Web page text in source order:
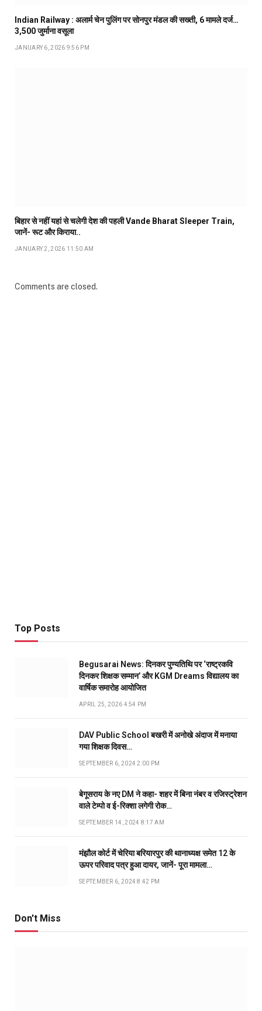
Indian Railway : अलार्म चेन पुलिंग पर सोनपुर मंडल की सख्ती, 6 मामले दर्ज…
₹3,500 जुर्माना वसूला
JANUARY 6, 2026 9:56 PM
बिहार से नहीं यहां से चलेगी देश की पहली Vande Bharat Sleeper Train,
जानें- रूट और किराया..
JANUARY 2, 2026 11:50 AM
Comments are closed.
Top Posts
Begusarai News: दिनकर पुण्यतिथि पर ‘राष्ट्रकवि
दिनकर शिक्षक सम्मान’ और KGM Dreams विद्यालय का
वार्षिक समारोह आयोजित
APRIL 25, 2026 4:54 PM
DAV Public School बखरी में अनोखे अंदाज में मनाया
गया शिक्षक दिवस…
SEPTEMBER 6, 2024 2:00 PM
बेगूसराय के नए DM ने कहा- शहर में बिना नंबर व रजिस्ट्रेशन
वाले टेम्पो व ई-रिक्शा लगेगी रोक…
SEPTEMBER 14, 2024 8:17 AM
मंझौल कोर्ट में चेरिया बरियारपुर की थानाध्यक्ष समेत 12 के
ऊपर परिवाद पत्र हुआ दायर, जानें- पूरा मामला…
SEPTEMBER 6, 2024 8:42 PM
Don't Miss